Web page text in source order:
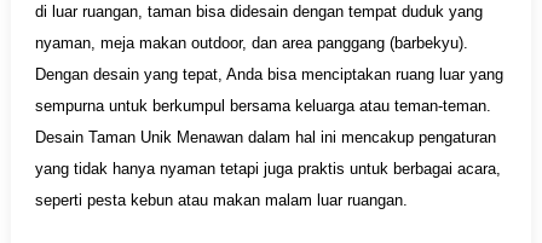
di luar ruangan, taman bisa didesain dengan tempat duduk yang
nyaman, meja makan outdoor, dan area panggang (barbekyu).
Dengan desain yang tepat, Anda bisa menciptakan ruang luar yang
sempurna untuk berkumpul bersama keluarga atau teman-teman.
Desain Taman Unik Menawan dalam hal ini mencakup pengaturan
yang tidak hanya nyaman tetapi juga praktis untuk berbagai acara,
seperti pesta kebun atau makan malam luar ruangan.